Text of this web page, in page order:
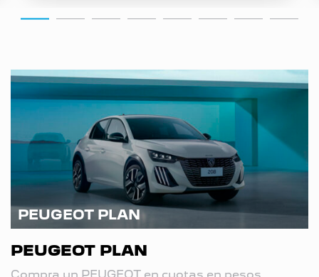
PEUGEOT PLAN
PEUGEOT PLAN
Compra un PEUGEOT en cuotas en pesos